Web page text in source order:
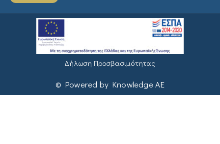
Δήλωση Προσβασιμότητας
© Powered by Knowledge AE